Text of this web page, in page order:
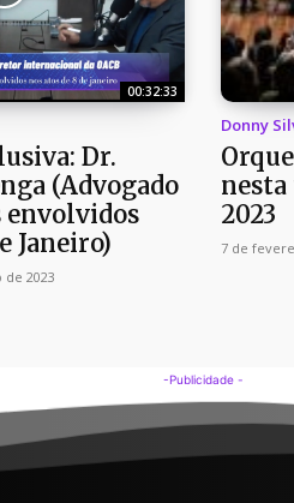
00:32:33
Dr.
(Advogado
envolvidos
Janeiro)
2023
Donny
nesta
2023
7 de
-Publicidade -